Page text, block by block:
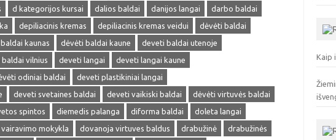
d kategorijos kursai dalios baldai danijos langai
darbo baldai
depiliacinis kremas depiliacinis kremas veidui
dėvėti baldai
kaunas dėvėti baldai kaune
deveti baldai utenoje
vilnius deveti langai
deveti langai kaune
odiniai baldai
deveti plastikiniai langai
deveti svetaines baldai deveti vaikiski baldai
dėvėti virtuvės baldai
spintos diemedis palanga diforma baldai
doleta langai
mokykla dovanoja virtuves baldus drabužinė
drabužinės
Kaip